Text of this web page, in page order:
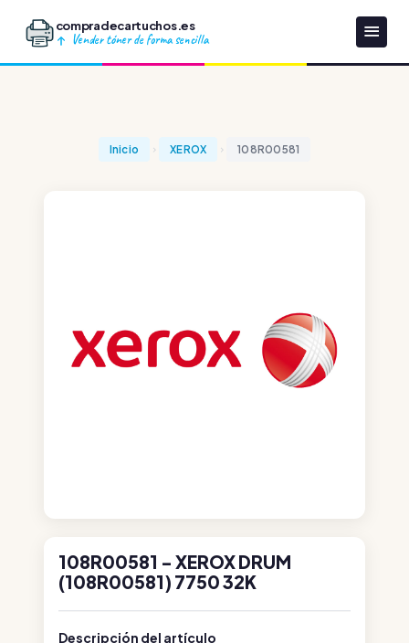
compradecartuchos.es
Vender tóner de forma sencilla
Inicio XEROX 108R00581
108R00581 - XEROX DRUM
(108R00581) 7750 32K
Descripción del artículo